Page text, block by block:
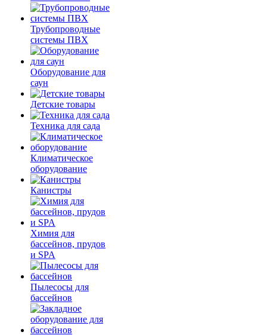
Трубопроводные
системы ПВХ
Оборудование для
саун
Детские товары
Техника для сада
Климатическое
оборудование
Канистры
Химия для
бассейнов, прудов
и SPA
Пылесосы для
бассейнов